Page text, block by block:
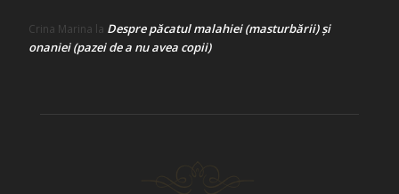
Crina Marina la Despre păcatul malahiei (masturbării) şi
onaniei (pazei de a nu avea copii)